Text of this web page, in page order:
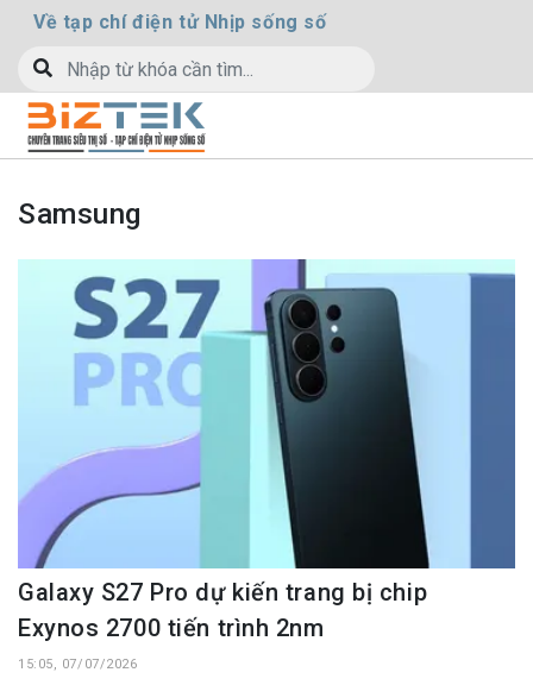
Về tạp chí điện tử Nhịp sống số
Samsung
Galaxy S27 Pro dự kiến trang bị chip
Exynos 2700 tiến trình 2nm
15:05, 07/07/2026